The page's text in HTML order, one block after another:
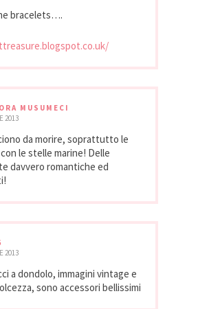
bracelets….
MUSUMECI
2013
da morire, soprattutto le
le stelle marine! Delle
davvero romantiche ed
2013
a dondolo, immagini vintage e
sono accessori bellissimi